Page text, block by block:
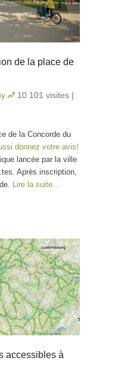
de la place de
10 101 visites |
à Paris
de la Concorde du
donnez votre avis!
lancée par la ville
Après inscription,
Lire la suite…
accessibles à